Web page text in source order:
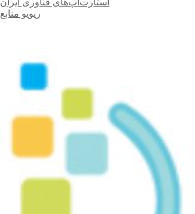
استارت‌آپ‌های فناوری ایران
ریویو منابع